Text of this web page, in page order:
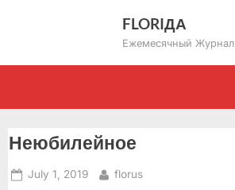
FLORIДА
Ежемесячный Журнал
Неюбилейное
Posted
July 1, 2019 By
florus